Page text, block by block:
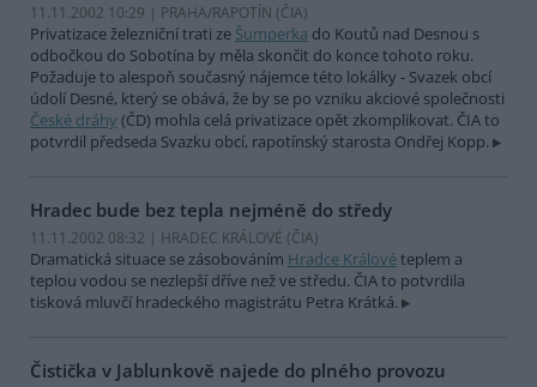
11.11.2002 10:29 | PRAHA/RAPOTÍN (ČIA)
Privatizace železniční trati ze Šumperka do Koutů nad Desnou s
odbočkou do Sobotína by měla skončit do konce tohoto roku.
Požaduje to alespoň současný nájemce této lokálky - Svazek obcí
údolí Desné, který se obává, že by se po vzniku akciové společnosti
České dráhy (ČD) mohla celá privatizace opět zkomplikovat. ČIA to
potvrdil předseda Svazku obcí, rapotínský starosta Ondřej Kopp.
Hradec bude bez tepla nejméně do středy
11.11.2002 08:32 | HRADEC KRÁLOVÉ (ČIA)
Dramatická situace se zásobováním Hradce Královéteplem a
teplou vodou se nezlepší dříve než ve středu. ČIA to potvrdila
tisková mluvčí hradeckého magistrátu Petra Krátká.
Čistička v Jablunkově najede do plného provozu